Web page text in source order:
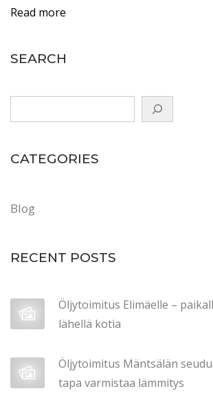
t
a
i
i
u
t
-
d
l
Read more
SEARCH
CATEGORIES
Blog
RECENT POSTS
Öljytoimitus Elimäelle –
lähellä kotia
Öljytoimitus Mäntsälän
tapa varmistaa lämmitys